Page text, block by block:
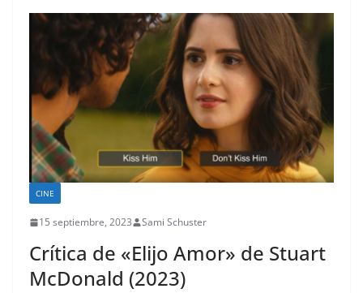
CINE
15 septiembre, 2023 Sami Schuster
Crítica de «Elijo Amor» de Stuart
McDonald (2023)